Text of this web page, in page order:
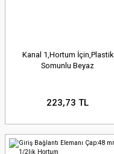
Kanal 1,Hortum İçin,Plastik
Somunlu Beyaz
223,73 TL